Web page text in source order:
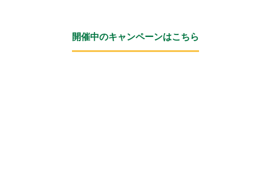
開催中のキャンペーンはこちら